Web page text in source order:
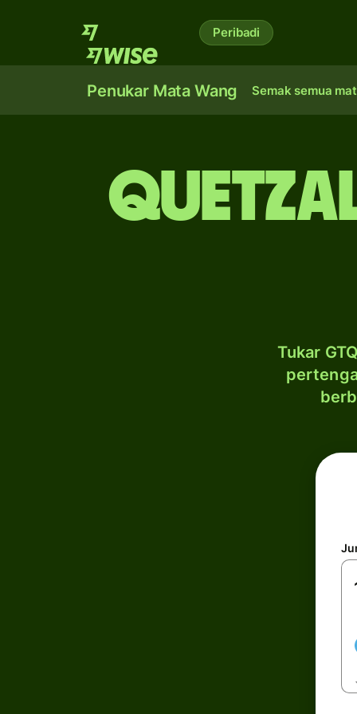
Peribadi
Penukar Mata Wang Semak semua
Tukar